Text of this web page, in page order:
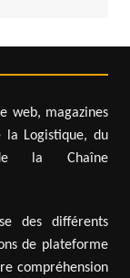
web, magazines
la Logistique, du
la Chaîne
des différents
de plateforme
compréhension